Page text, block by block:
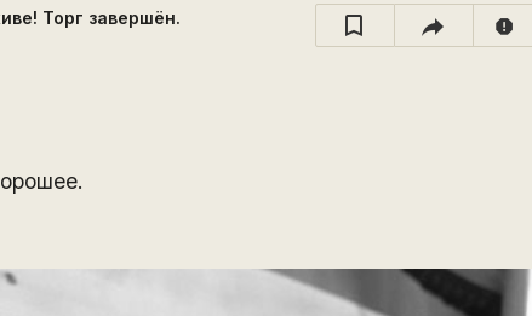
Торг завершён. report